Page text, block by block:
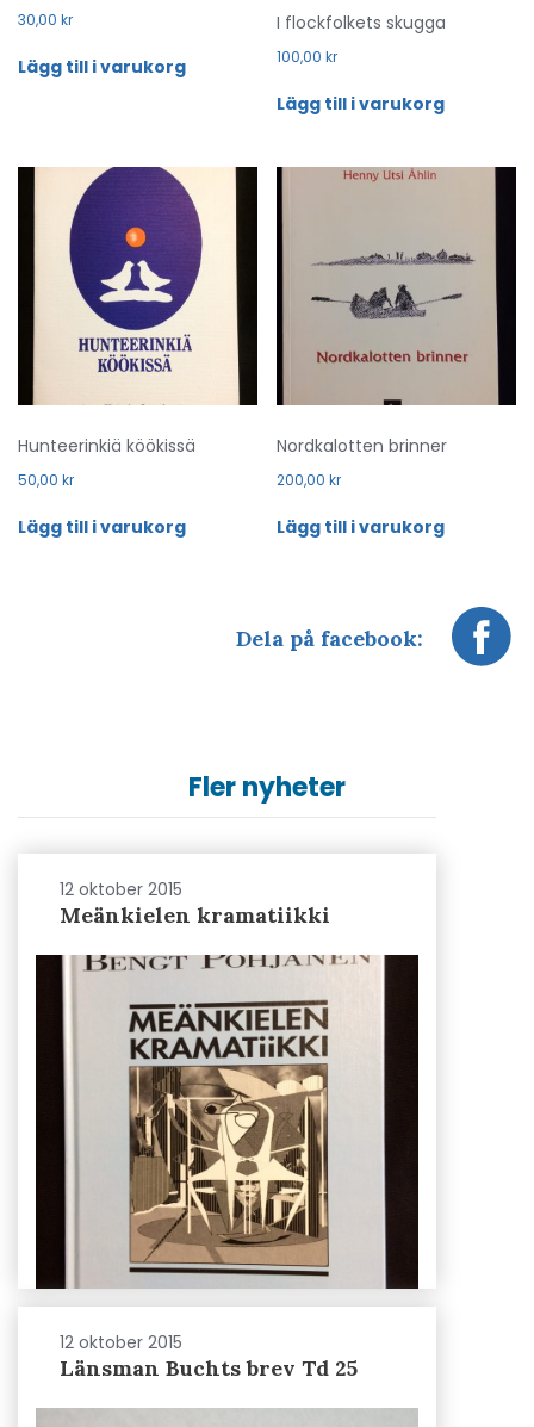
30,00 kr
Lägg till i varukorg
I flockfolkets skugga
100,00kr
Lägg till i varukorg
Hunteerinkiä köökissä
50,00 kr
Lägg till i varukorg
Nordkalotten brinner
200,00kr
Lägg till i varukorg
Dela på facebook:
Fler nyheter
12 oktober 2015
Meänkielen kramatiikki
12 oktober 2015
Länsman Buchts brev Td 25